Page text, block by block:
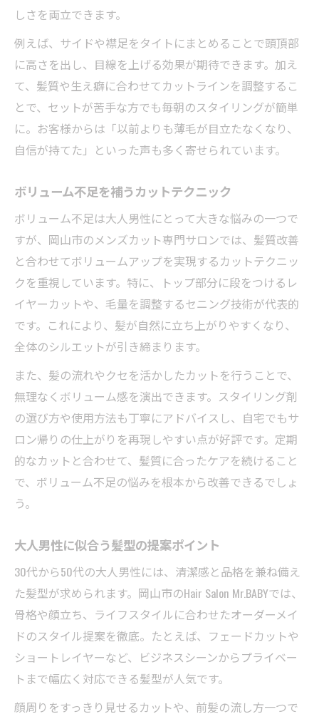
しさを両立できます。
例えば、サイドや襟足をタイトにまとめることで頭頂部
に高さを出し、目線を上げる効果が期待できます。加え
て、髪質や生え癖に合わせてカットラインを調整するこ
とで、セットが苦手な方でも毎朝のスタイリングが簡単
に。お客様からは「以前よりも薄毛が目立たなくなり、
自信が持てた」といった声も多く寄せられています。
ボリューム不足を補うカットテクニック
ボリューム不足は大人男性にとって大きな悩みの一つで
すが、岡山市のメンズカット専門サロンでは、髪質改善
と合わせてボリュームアップを実現するカットテクニッ
クを重視しています。特に、トップ部分に段をつけるレ
イヤーカットや、毛量を調整するセニング技術が代表的
です。これにより、髪が自然に立ち上がりやすくなり、
全体のシルエットが引き締まります。
また、髪の流れやクセを活かしたカットを行うことで、
無理なくボリューム感を演出できます。スタイリング剤
の選び方や使用方法も丁寧にアドバイスし、自宅でもサ
ロン帰りの仕上がりを再現しやすい点が好評です。定期
的なカットと合わせて、髪質に合ったケアを続けること
で、ボリューム不足の悩みを根本から改善できるでしょ
う。
大人男性に似合う髪型の提案ポイント
30代から50代の大人男性には、清潔感と品格を兼ね備え
た髪型が求められます。岡山市のHair Salon Mr.BABYでは、
骨格や顔立ち、ライフスタイルに合わせたオーダーメイ
ドのスタイル提案を徹底。たとえば、フェードカットや
ショートレイヤーなど、ビジネスシーンからプライベー
トまで幅広く対応できる髪型が人気です。
顔周りをすっきり見せるカットや、前髪の流し方一つで